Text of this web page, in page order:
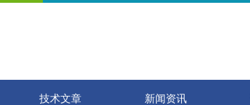
技术文章 新闻资讯